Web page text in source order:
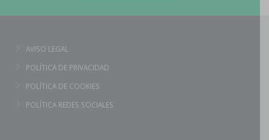
AVISO LEGAL
POLÍTICA DE PRIVACIDAD
POLÍTICA DE COOKIES
POLÍTICA REDES SOCIALES